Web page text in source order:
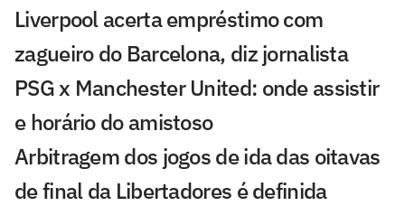
Liverpool acerta empréstimo com
zagueiro do Barcelona, diz jornalista
PSG x Manchester United: onde assistir
e horário do amistoso
Arbitragem dos jogos de ida das oitavas
de final da Libertadores é definida